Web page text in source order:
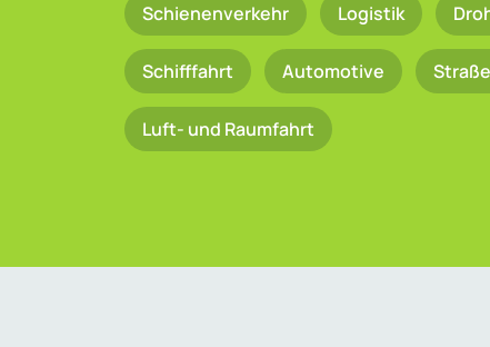
Schienenverkehr Logistik
Schifffahrt Automotive
Luft- und Raumfahrt